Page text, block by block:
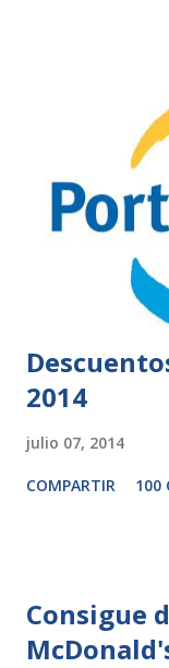
2014
julio 07, 2014
COMPARTIR 100
Consigue